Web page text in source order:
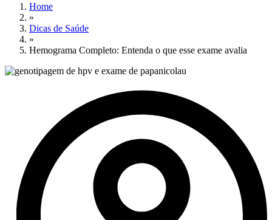
Home
»
Dicas de Saúde
»
Hemograma Completo: Entenda o que esse exame avalia